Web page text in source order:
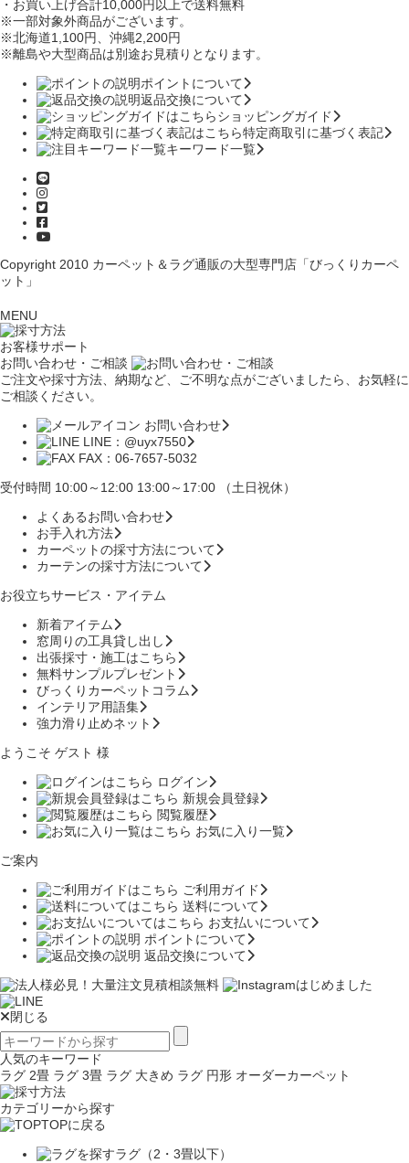
・お買い上げ合計10,000円 以上で送料無料
※一部対象外商品がございます。
※北海道1,100円、沖縄2,200円
※離島や大型商品は別途お見積りとなります。
ポイントについて
返品交換について
ショッピングガイド
特定商取引に基づく表記
キーワード一覧
Copyright 2010 カーペット＆ラグ通販の大型専門店「びっくりカーペ
ット」
MENU
お客様サポート
お問い合わせ・ご相談
ご注文や採寸方法、納期など、ご不明な点がございましたら、お気軽に
ご相談ください。
お問い合わせ
LINE：@uyx7550
FAX：06-7657-5032
受付時間 10:00～12:00 13:00～17:00 （土日祝休）
よくあるお問い合わせ
お手入れ方法
カーペットの採寸方法について
カーテンの採寸方法について
お役立ちサービス・アイテム
新着アイテム
窓周りの工具貸し出し
出張採寸・施工はこちら
無料サンプルプレゼント
びっくりカーペットコラム
インテリア用語集
強力滑り止めネット
ようこそ ゲスト 様
ログイン
新規会員登録
閲覧履歴
お気に入り一覧
ご案内
ご利用ガイド
送料について
お支払いについて
ポイントについて
返品交換について
閉じる
人気のキーワード
ラグ 2畳 ラグ 3畳 ラグ 大きめ ラグ 円形 オーダーカーペット
カテゴリーから探す
TOPに戻る
ラグ（2・3畳以下）